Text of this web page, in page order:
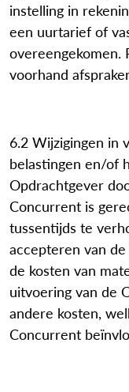
instelling in
een uurtarief of
overeengekomen.
voorhand
6.2 Wijzigingen in
belastingen en/of
Opdrachtgever
Concurrent is
tussentijds te
accepteren van
de kosten van
uitvoering van de
andere kosten,
Concurrent